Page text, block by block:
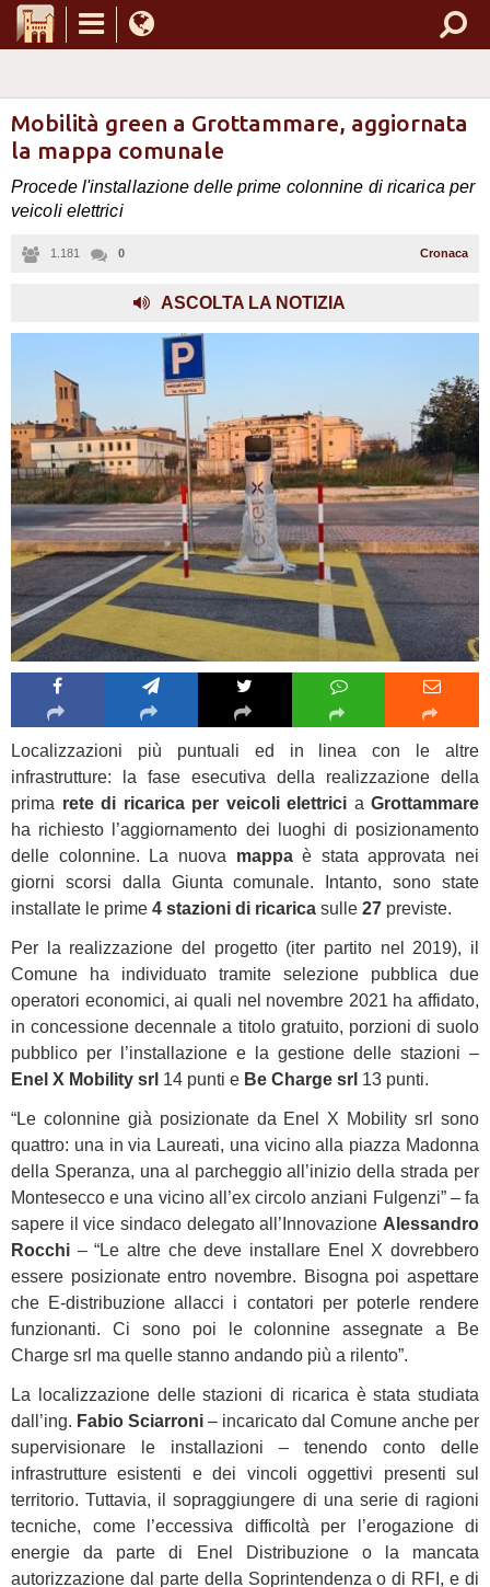
Mobilità green a Grottammare, aggiornata
la mappa comunale
Procede l'installazione delle prime colonnine di ricarica per
veicoli elettrici
1.181 0 Cronaca
ASCOLTA LA NOTIZIA
Localizzazioni più puntuali ed in linea con le altre
infrastrutture: la fase esecutiva della realizzazione della
prima rete di ricarica per veicoli elettrici a Grottammare
ha richiesto l’aggiornamento dei luoghi di posizionamento
delle colonnine. La nuova mappaè stata approvata nei
giorni scorsi dalla Giunta comunale. Intanto, sono state
installate le prime 4 stazioni di ricarica sulle 27 previste.
Per la realizzazione del progetto (iter partito nel 2019), il
Comune ha individuato tramite selezione pubblica due
operatori economici, ai quali nel novembre 2021 ha affidato,
in concessione decennale a titolo gratuito, porzioni di suolo
pubblico per l’installazione e la gestione delle stazioni –
Enel X Mobility srl 14 punti e Be Charge srl 13 punti.
“Le colonnine già posizionate da Enel X Mobility srl sono
quattro: una in via Laureati, una vicino alla piazza Madonna
della Speranza, una al parcheggio all’inizio della strada per
Montesecco e una vicino all’ex circolo anziani Fulgenzi” – fa
sapere il vice sindaco delegato all’Innovazione Alessandro
Rocchi – “Le altre che deve installare Enel X dovrebbero
essere posizionate entro novembre. Bisogna poi aspettare
che E-distribuzione allacci i contatori per poterle rendere
funzionanti. Ci sono poi le colonnine assegnate a Be
Charge srl ma quelle stanno andando più a rilento”.
La localizzazione delle stazioni di ricarica è stata studiata
dall’ing. Fabio Sciarroni – incaricato dal Comune anche per
supervisionare le installazioni – tenendo conto delle
infrastrutture esistenti e dei vincoli oggettivi presenti sul
territorio. Tuttavia, il sopraggiungere di una serie di ragioni
tecniche, come l’eccessiva difficoltà per l’erogazione di
energie da parte di Enel Distribuzione o la mancata
autorizzazione dal parte della Soprintendenza o di RFI, e di